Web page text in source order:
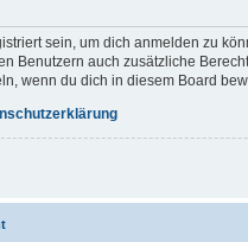
sein, um dich anmelden zu
Benutzern auch zusätzliche
wenn du dich in diesem Board